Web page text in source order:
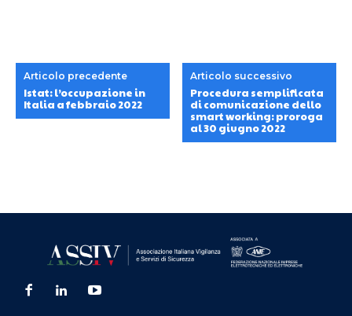
Articolo precedente
Istat: l’occupazione in
Italia a febbraio 2022
Articolo successivo
Procedura semplificata
di comunicazione dello
smart working: proroga
al 30 giugno 2022